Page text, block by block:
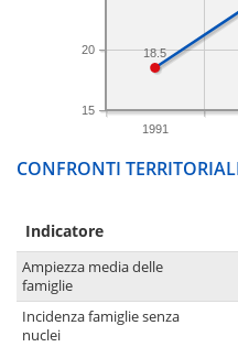
1991
15
20 18.5
CONFRONTI
Indicatore
Ampiezza media delle
famiglie
Incidenza famiglie senza
nuclei